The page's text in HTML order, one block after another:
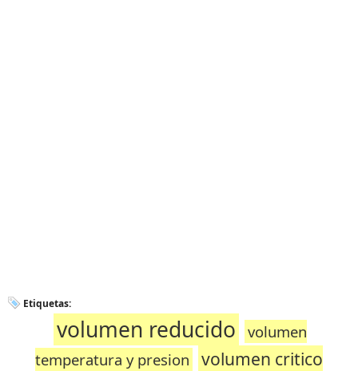
Etiquetas:
volumen reducido
volumen
temperatura y presion
volumen critico